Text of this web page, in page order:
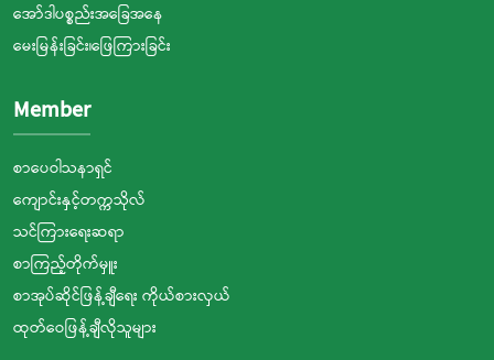
အော်ဒါပစ္စည်းအခြေအနေ
မေးမြန်းခြင်း၊ဖြေကြားခြင်း
Member
စာပေဝါသနာရှင်
ကျောင်းနှင့်တက္ကသိုလ်
သင်ကြားရေးဆရာ
စာကြည့်တိုက်မှူး
စာအုပ်ဆိုင်ဖြန့်ချီရေး ကိုယ်စားလှယ်
ထုတ်ဝေဖြန့်ချီလိုသူများ